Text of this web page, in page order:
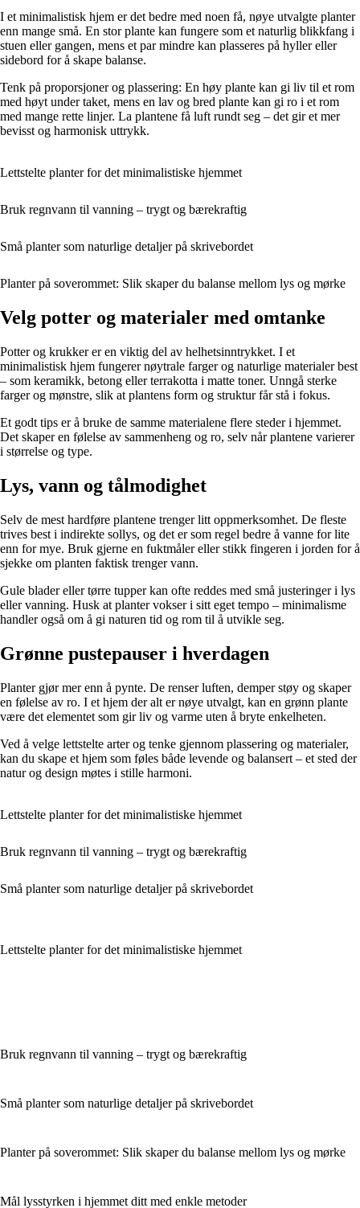
I et minimalistisk hjem er det bedre med noen få, nøye utvalgte planter
enn mange små. En stor plante kan fungere som et naturlig blikkfang i
stuen eller gangen, mens et par mindre kan plasseres på hyller eller
sidebord for å skape balanse.
Tenk på proporsjoner og plassering: En høy plante kan gi liv til et rom
med høyt under taket, mens en lav og bred plante kan gi ro i et rom
med mange rette linjer. La plantene få luft rundt seg – det gir et mer
bevisst og harmonisk uttrykk.
Lettstelte planter for det minimalistiske hjemmet
Bruk regnvann til vanning – trygt og bærekraftig
Små planter som naturlige detaljer på skrivebordet
Planter på soverommet: Slik skaper du balanse mellom lys og mørke
Velg potter og materialer med omtanke
Potter og krukker er en viktig del av helhetsinntrykket. I et
minimalistisk hjem fungerer nøytrale farger og naturlige materialer best
– som keramikk, betong eller terrakotta i matte toner. Unngå sterke
farger og mønstre, slik at plantens form og struktur får stå i fokus.
Et godt tips er å bruke de samme materialene flere steder i hjemmet.
Det skaper en følelse av sammenheng og ro, selv når plantene varierer
i størrelse og type.
Lys, vann og tålmodighet
Selv de mest hardføre plantene trenger litt oppmerksomhet. De fleste
trives best i indirekte sollys, og det er som regel bedre å vanne for lite
enn for mye. Bruk gjerne en fuktmåler eller stikk fingeren i jorden for å
sjekke om planten faktisk trenger vann.
Gule blader eller tørre tupper kan ofte reddes med små justeringer i lys
eller vanning. Husk at planter vokser i sitt eget tempo – minimalisme
handler også om å gi naturen tid og rom til å utvikle seg.
Grønne pustepauser i hverdagen
Planter gjør mer enn å pynte. De renser luften, demper støy og skaper
en følelse av ro. I et hjem der alt er nøye utvalgt, kan en grønn plante
være det elementet som gir liv og varme uten å bryte enkelheten.
Ved å velge lettstelte arter og tenke gjennom plassering og materialer,
kan du skape et hjem som føles både levende og balansert – et sted der
natur og design møtes i stille harmoni.
Lettstelte planter for det minimalistiske hjemmet
Bruk regnvann til vanning – trygt og bærekraftig
Små planter som naturlige detaljer på skrivebordet
Lettstelte planter for det minimalistiske hjemmet
Bruk regnvann til vanning – trygt og bærekraftig
Små planter som naturlige detaljer på skrivebordet
Planter på soverommet: Slik skaper du balanse mellom lys og mørke
Mål lysstyrken i hjemmet ditt med enkle metoder